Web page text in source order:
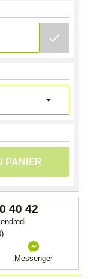
check
PANIER
40 42
Messenger